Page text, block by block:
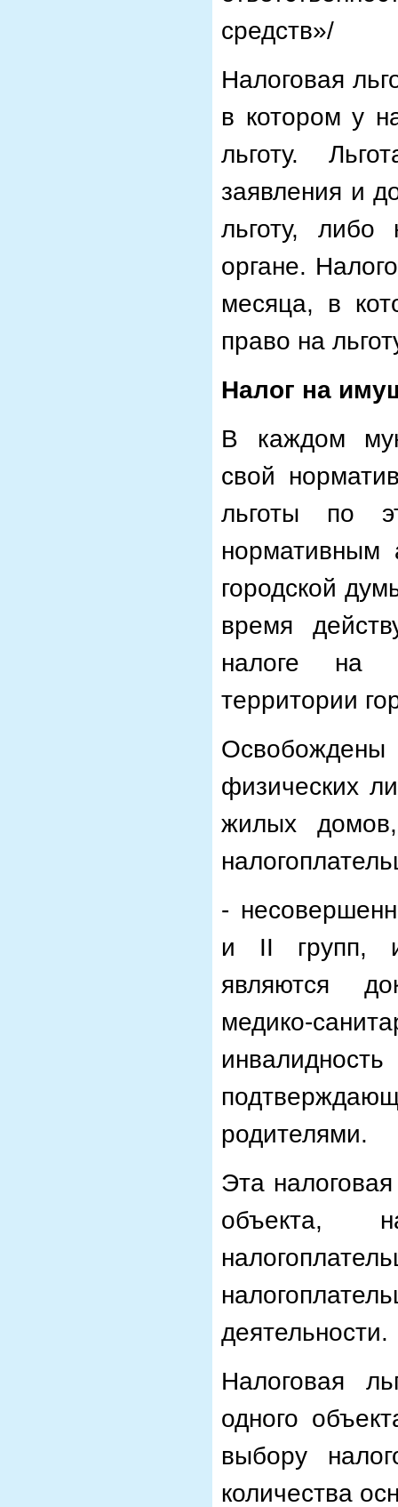
средств»/
Налоговая
в котором у
льготу.
заявления и
льготу,
органе.
месяца, в
право на
Налог на
В каждом
свой
льготы по
городской
время
налоге на
территории
физических
жилых
-
и II групп,
являются
медико-
родителями.
Эта
объекта,
деятельности.
Налоговая
одного
выбору
количества